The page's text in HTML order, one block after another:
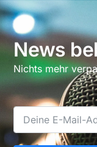
News
Nichts mehr